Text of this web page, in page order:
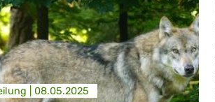
Industrie
LGBTQI, Digitales & Kultur
| 08.05.2025